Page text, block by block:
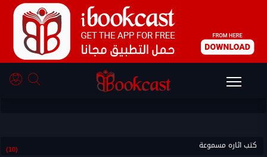
أحدث كتب رومانسى
كتب اثاره مسموعة (10)